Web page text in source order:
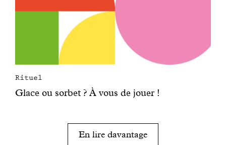
En lire davantage
Rituel
Glace ou sorbet ? À vous de jouer !